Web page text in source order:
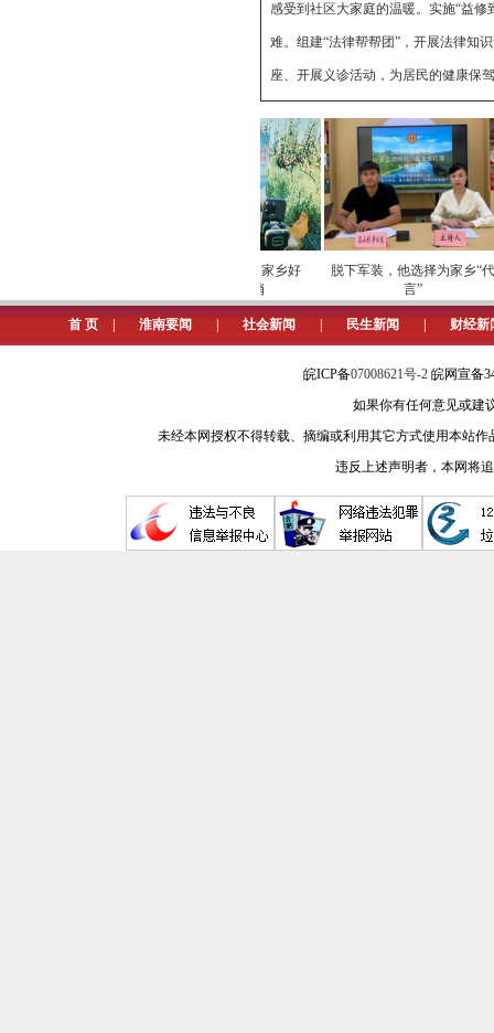
感受到社区大家庭的温暖。实施“益
难。组建“法律帮帮团”，开展法律知
座、开展义诊活动，为居民的健康保
服务更加精准、高效地送到居民家门
创新治理，提升文明水平。为满
事厅三级议事平台。楼栋议事角依托
楼，办事家门口”。网格议事亭按照“
党员楼栋长，网格长定期召开议事
格中办”。社区议事厅每月根据网格
党建引领志愿红，绘好幸福生活
层治理，让文明实践浸润居民生活，
（记者 张静 实习生 李哲皓）
劳模下田开直播 家乡好
脱下军装，他选择为家乡“代
言”
首 页 淮南要闻 社会新闻 民生新闻 财经新
皖ICP备07008621号-2 皖网宣备
如果你有任何意见或建
未经本网授权不得转载、摘编或利用其它方式使用本站
违反上述声明者，本网将